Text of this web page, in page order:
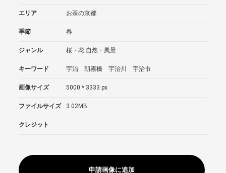
エリア お茶の京都
季節 春
ジャンル 桜・花 自然・風景
キーワード 宇治 朝霧橋 宇治川 宇治市
画像サイズ 5000 * 3333 px
ファイルサイズ 3.02MB
クレジット
申請画像に追加